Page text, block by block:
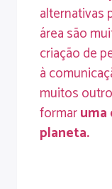
alternativas
área são
criação de
à
muitos
formaruma
planeta.